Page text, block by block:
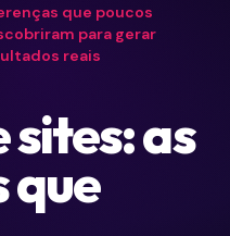
que poucos
para gerar
reais
sites: as
que